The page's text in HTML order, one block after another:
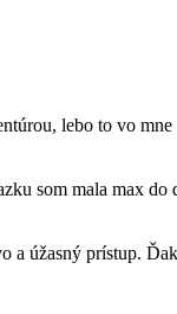
lebo to vo
som mala max
a úžasný prístup.